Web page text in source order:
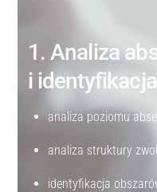
1. Analiza
i
analiza poziomu
analiza struktury
identyfikacja